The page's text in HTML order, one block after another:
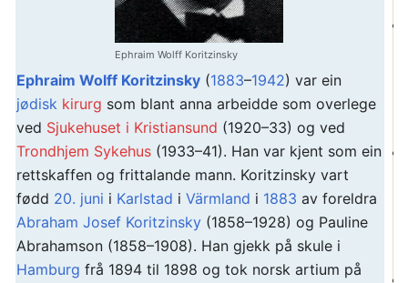
Ephraim Wolff Koritzinsky
Ephraim Wolff Koritzinsky (1883–1942) var ein
jødisk kirurg som blant anna arbeidde som overlege
ved Sjukehuset i Kristiansund (1920–33) og ved
Trondhjem Sykehus (1933–41). Han var kjent som ein
rettskaffen og frittalande mann. Koritzinsky vart
fødd 20. juni i Karlstad i Värmland i 1883 av foreldra
Abraham Josef Koritzinsky (1858–1928) og Pauline
Abrahamson (1858–1908). Han gjekk på skule i
Hamburg frå 1894 til 1898 og tok norsk artium på